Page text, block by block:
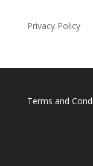
Privacy Policy
Terms and